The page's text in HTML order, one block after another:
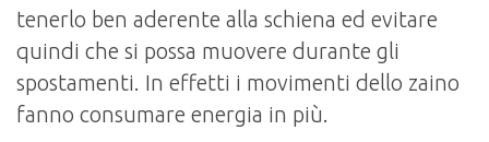
tenerlo ben aderente alla schiena ed evitare
quindi che si possa muovere durante gli
spostamenti. In effetti i movimenti dello zaino
fanno consumare energia in più.